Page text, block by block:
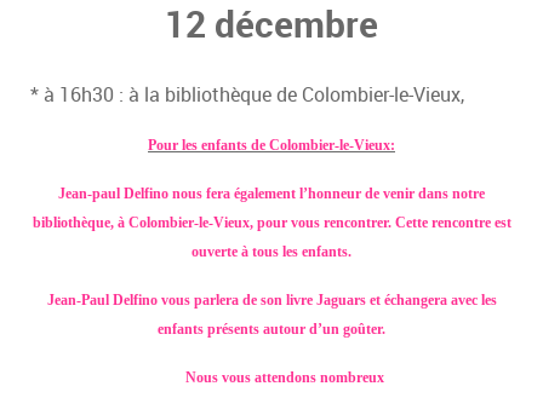
12 décembre
* à 16h30 : à la bibliothèque de Colombier-le-Vieux,
Pour les enfants de Colombier-le-Vieux:
Jean-paul Delfino nous fera également l’honneur de venir dans notre
bibliothèque, à Colombier-le-Vieux, pour vous rencontrer. Cette rencontre est
ouverte à tous les enfants.
Jean-Paul Delfino vous parlera de son livre Jaguars et échangera avec les
enfants présents autour d’un goûter.
Nous vous attendons nombreux